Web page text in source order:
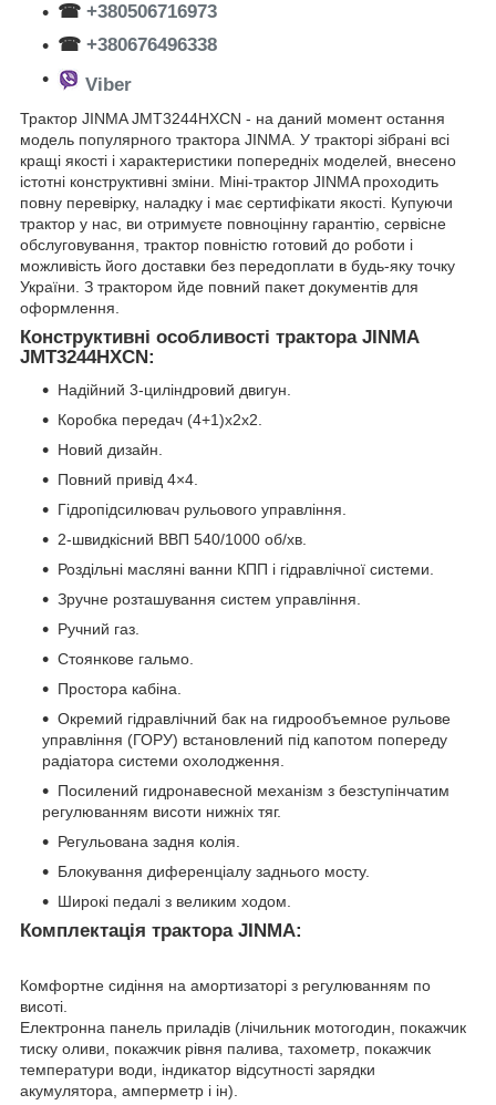
☎ +380506716973
☎ +380676496338
Viber
Трактор JINMA JMT3244HXCN - на даний момент остання
модель популярного трактора JINMA. У тракторі зібрані всі
кращі якості і характеристики попередніх моделей, внесено
істотні конструктивні зміни. Міні-трактор JINMA проходить
повну перевірку, наладку і має сертифікати якості. Купуючи
трактор у нас, ви отримуєте повноцінну гарантію, сервісне
обслуговування, трактор повністю готовий до роботи і
можливість його доставки без передоплати в будь-яку точку
України. З трактором йде повний пакет документів для
оформлення.
Конструктивні особливості трактора JINMA
JMT3244HXCN:
Надійний 3-циліндровий двигун.
Коробка передач (4+1)х2х2.
Новий дизайн.
Повний привід 4×4.
Гідропідсилювач рульового управління.
2-швидкісний ВВП 540/1000 об/хв.
Роздільні масляні ванни КПП і гідравлічної системи.
Зручне розташування систем управління.
Ручний газ.
Стоянкове гальмо.
Простора кабіна.
Окремий гідравлічний бак на гидрообъемное рульове
управління (ГОРУ) встановлений під капотом попереду
радіатора системи охолодження.
Посилений гидронавесной механізм з безступінчатим
регулюванням висоти нижніх тяг.
Регульована задня колія.
Блокування диференціалу заднього мосту.
Широкі педалі з великим ходом.
Комплектація трактора JINMA:
Комфортне сидіння на амортизаторі з регулюванням по
висоті.
Електронна панель приладів (лічильник мотогодин, покажчик
тиску оливи, покажчик рівня палива, тахометр, покажчик
температури води, індикатор відсутності зарядки
акумулятора, амперметр і ін).